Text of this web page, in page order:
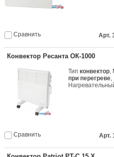
Сравнить Арт.
Конвектор Ресанта ОК-1000
Типконвектор,
при перегреве,
Сравнить Арт.